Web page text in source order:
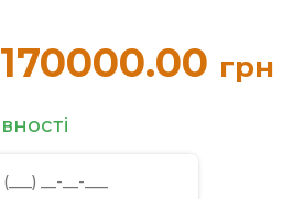
170000.00 грн